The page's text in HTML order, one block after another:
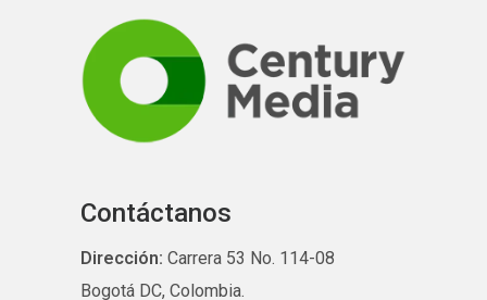
Contáctanos
Dirección: Carrera 53 No. 114-08
Bogotá DC, Colombia.